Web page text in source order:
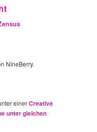
NineBerry.
einerCreative
unter gleichen